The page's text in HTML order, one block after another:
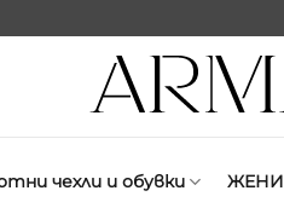
чехли и обувки ЖЕНИ